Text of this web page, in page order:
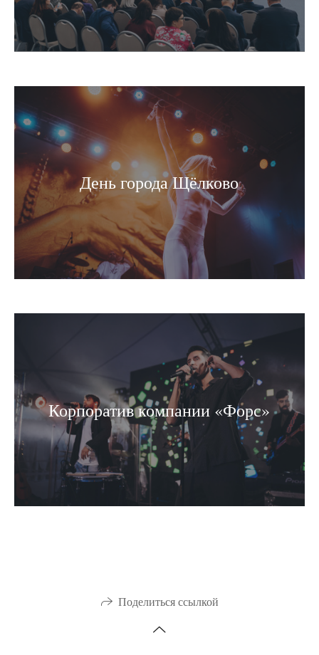
День города Щёлково
Корпоратив компании «Форс»
Поделиться ссылкой